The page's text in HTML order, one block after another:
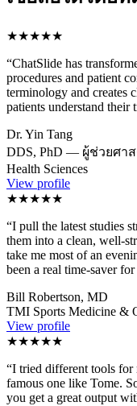
★★★★★
“ChatSlide has
procedures and patient
terminology and creates
patients understand their
Dr. Yin Tang
DDS, PhD — ผู้ช่วยศาส
Health Sciences
View profile
★★★★★
“I pull the latest studies
them into a clean, well-
take me most of an
been a real time-saver
Bill Robertson, MD
TMI Sports Medicine &
View profile
★★★★★
“I tried different tools for
famous one like Tome.
you get a great output